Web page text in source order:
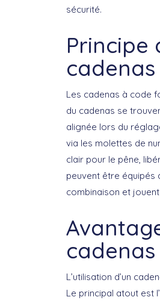
sécurité.
Principe
Les cadenas à code
du cadenas se
alignée lors du
via les molettes de
clair pour le pêne,
peuvent être équipés
combinaison et
L’utilisation d’un
Le principal atout est l’